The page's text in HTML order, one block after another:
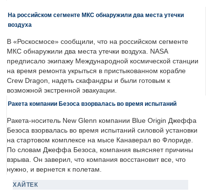
На российском сегменте МКС обнаружили два места утечки
воздуха
В «Роскосмосе» сообщили, что на российском сегменте
МКС обнаружили два места утечки воздуха. NASA
предписало экипажу Международной космической станции
на время ремонта укрыться в пристыкованном корабле
Crew Dragon, надеть скафандры и были готовым к
возможной экстренной эвакуации.
Ракета компании Безоса взорвалась во время испытаний
Ракета-носитель New Glenn компании Blue Origin Джеффа
Безоса взорвалась во время испытаний силовой установки
на стартовом комплексе на мысе Канаверал во Флориде.
По словам Джеффа Безоса, компания выясняет причины
взрыва. Он заверил, что компания восстановит все, что
нужно, и вернется к полетам.
ХАЙТЕК